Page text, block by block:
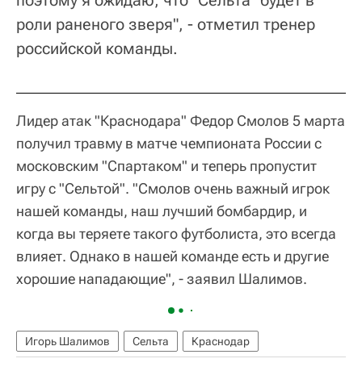
роли раненого зверя", - отметил тренер
российской команды.
Лидер атак "Краснодара" Федор Смолов 5 марта
получил травму в матче чемпионата России с
московским "Спартаком" и теперь пропустит
игру с "Сельтой". "Смолов очень важный игрок
нашей команды, наш лучший бомбардир, и
когда вы теряете такого футболиста, это всегда
влияет. Однако в нашей команде есть и другие
хорошие нападающие", - заявил Шалимов.
Игорь Шалимов Сельта Краснодар